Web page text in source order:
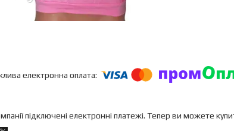
підключені електронні платежі. Тепер ви можете